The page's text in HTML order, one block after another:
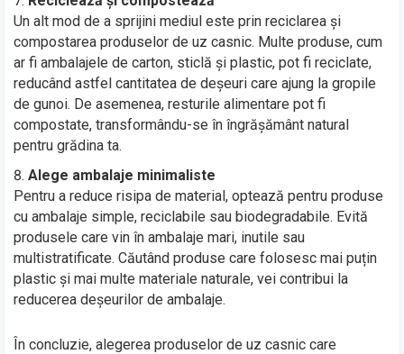
Un alt mod de a sprijini mediul este prin reciclarea și
compostarea produselor de uz casnic. Multe produse, cum
ar fi ambalajele de carton, sticlă și plastic, pot fi reciclate,
reducând astfel cantitatea de deșeuri care ajung la gropile
de gunoi. De asemenea, resturile alimentare pot fi
compostate, transformându-se în îngrășământ natural
pentru grădina ta.
Alege ambalaje minimaliste
Pentru a reduce risipa de material, optează pentru produse
cu ambalaje simple, reciclabile sau biodegradabile. Evită
produsele care vin în ambalaje mari, inutile sau
multistratificate. Căutând produse care folosesc mai puțin
plastic și mai multe materiale naturale, vei contribui la
reducerea deșeurilor de ambalaje.
În concluzie, alegerea produselor de uz casnic care